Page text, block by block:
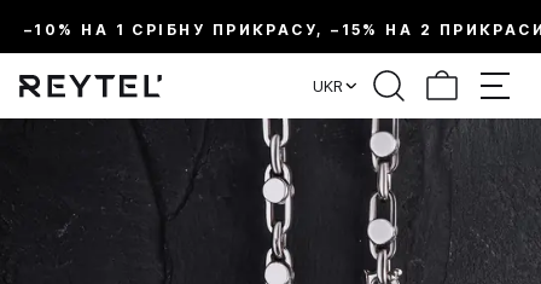
–10% НА 1 СРІБНУ ПРИКРАСУ, –15% НА 2
UKR